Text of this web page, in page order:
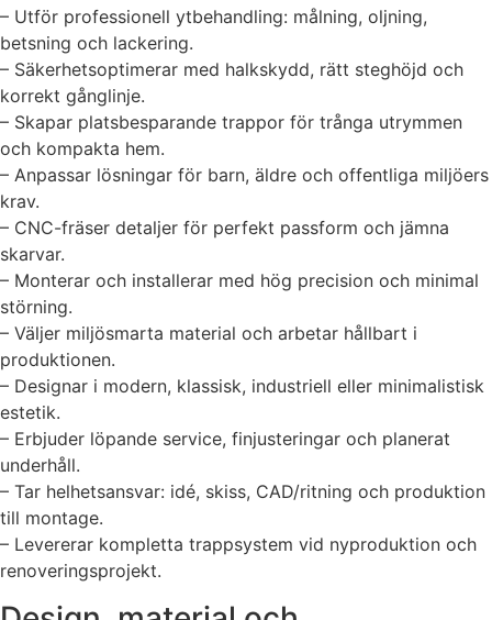
– Utför professionell ytbehandling: målning, oljning,
betsning och lackering.
– Säkerhetsoptimerar med halkskydd, rätt steghöjd och
korrekt gånglinje.
– Skapar platsbesparande trappor för trånga utrymmen
och kompakta hem.
– Anpassar lösningar för barn, äldre och offentliga miljöers
krav.
– CNC-fräser detaljer för perfekt passform och jämna
skarvar.
– Monterar och installerar med hög precision och minimal
störning.
– Väljer miljösmarta material och arbetar hållbart i
produktionen.
– Designar i modern, klassisk, industriell eller minimalistisk
estetik.
– Erbjuder löpande service, finjusteringar och planerat
underhåll.
– Tar helhetsansvar: idé, skiss, CAD/ritning och produktion
till montage.
– Levererar kompletta trappsystem vid nyproduktion och
renoveringsprojekt.